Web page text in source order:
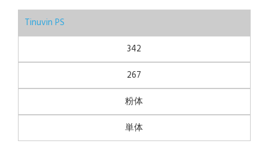
Tinuvin PS
342
267
粉体
単体